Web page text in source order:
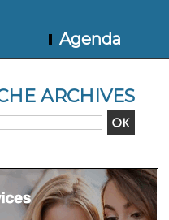
Agenda
ARCHIVES